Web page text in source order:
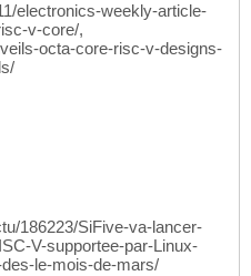
electronics-weekly-article-
v-core/,
octa-core-risc-v-designs-
186223/SiFive-va-lancer-
V-supportee-par-Linux-
le-mois-de-mars/